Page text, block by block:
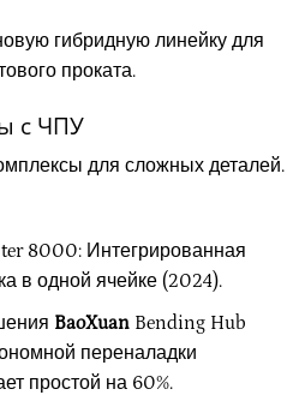
гибридную линейку для
проката.
с ЧПУ
для сложных деталей.
8000: Интегрированная
в одной ячейке (2024).
BaoXuanBending Hub
переналадки
простой на 60%.